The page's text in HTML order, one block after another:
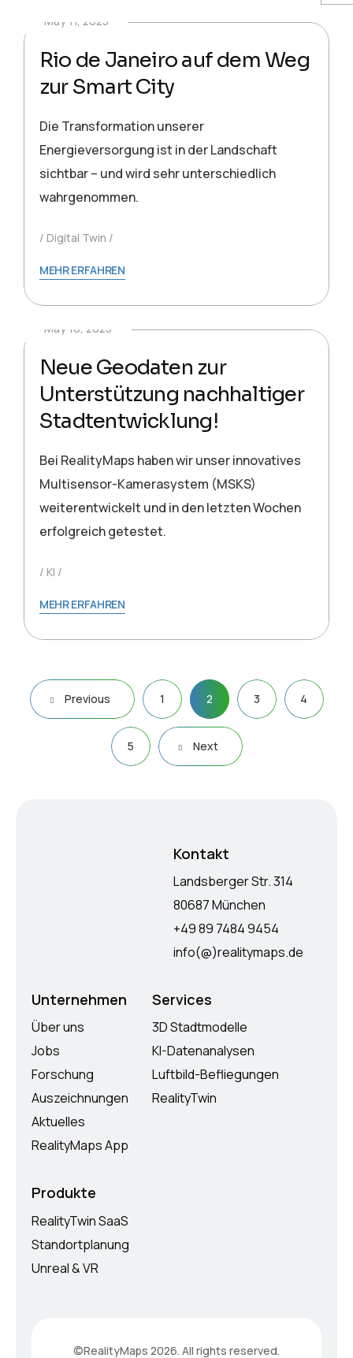
May 11, 2025
Rio de Janeiro auf dem Weg
zur Smart City
Die Transformation unserer
Energieversorgung ist in der Landschaft
sichtbar – und wird sehr unterschiedlich
wahrgenommen.
Digital Twin
MEHR ERFAHREN
May 10, 2025
Neue Geodaten zur
Unterstützung nachhaltiger
Stadtentwicklung!
Bei RealityMaps haben wir unser innovatives
Multisensor-Kamerasystem (MSKS)
weiterentwickelt und in den letzten Wochen
erfolgreich getestet.
KI
MEHR ERFAHREN
Previous 1 2 3 4
5 Next
Kontakt
Landsberger Str. 314
80687 München
+49 89 7484 9454
info(@)realitymaps.de
Unternehmen
Über uns
Jobs
Forschung
Auszeichnungen
Aktuelles
RealityMaps App
Services
3D Stadtmodelle
KI-Datenanalysen
Luftbild-Befliegungen
RealityTwin
Produkte
RealityTwin SaaS
Standortplanung
Unreal & VR
©RealityMaps 2026. All rights reserved.